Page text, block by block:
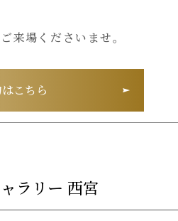
来場くださいませ。
こちら
ラリー 西宮